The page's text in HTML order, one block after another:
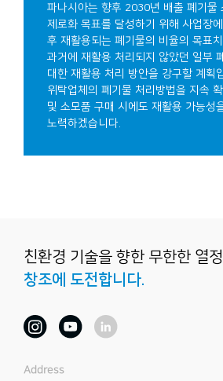
파나시아는 향후 2030년 배출 폐기물
제로화 목표를 달성하기 위해 사업장
후 재활용되는 폐기물의 비율의 목표
과거에 재활용 처리되지 않았던 일부
대한 재활용 처리 방안을 강구할 계획
위탁업체의 폐기물 처리방법을 지속
및 소모품 구매 시에도 재활용 가능성
노력하겠습니다.
친환경 기술을 향한 무한한 열
창조에 도전합니다.
Address